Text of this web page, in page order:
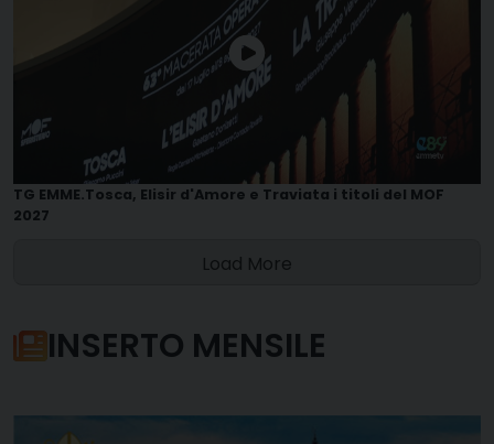
TG EMME.Tosca, Elisir d'Amore e Traviata i titoli del MOF
2027
Load More
INSERTO MENSILE